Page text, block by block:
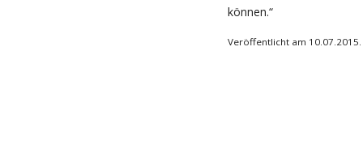
können.“
Veröffentlicht am 10.07.2015.